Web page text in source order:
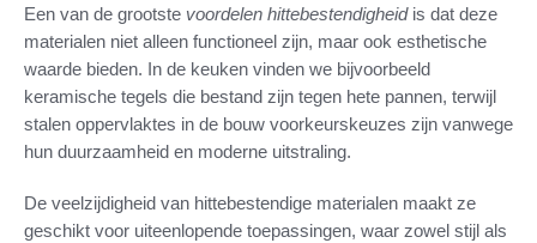
Een van de grootste voordelen hittebestendigheidis dat deze
materialen niet alleen functioneel zijn, maar ook esthetische
waarde bieden. In de keuken vinden we bijvoorbeeld
keramische tegels die bestand zijn tegen hete pannen, terwijl
stalen oppervlaktes in de bouw voorkeurskeuzes zijn vanwege
hun duurzaamheid en moderne uitstraling.
De veelzijdigheid van hittebestendige materialen maakt ze
geschikt voor uiteenlopende toepassingen, waar zowel stijl als